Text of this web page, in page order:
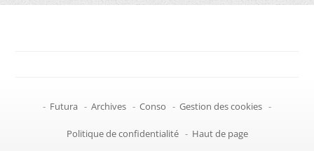
- Futura - Archives - Conso - Gestion des cookies -
Politique de confidentialité - Haut de page